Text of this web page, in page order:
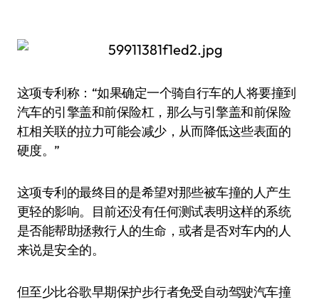
这项专利称：“如果确定一个骑自行车的人将要撞到
汽车的引擎盖和前保险杠，那么与引擎盖和前保险
杠相关联的拉力可能会减少，从而降低这些表面的
硬度。”
这项专利的最终目的是希望对那些被车撞的人产生
更轻的影响。目前还没有任何测试表明这样的系统
是否能帮助拯救行人的生命，或者是否对车内的人
来说是安全的。
但至少比谷歌早期保护步行者免受自动驾驶汽车撞